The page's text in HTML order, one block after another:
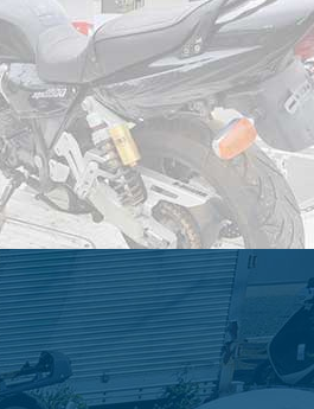
LINEでお問い合わせ